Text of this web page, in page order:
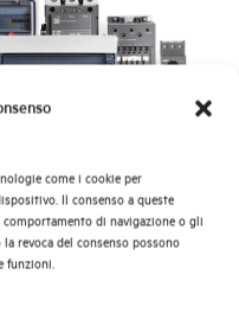
come i cookie per
Il consenso a queste
di navigazione o gli
revoca del consenso possono
funzioni.
di più?